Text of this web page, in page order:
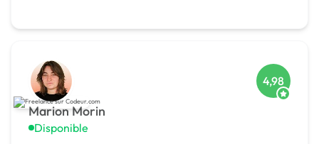
Marion Morin
Disponible
4,98